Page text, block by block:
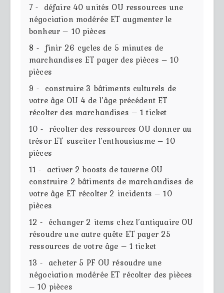
7 - défaire 40 unités OU ressources une
négociation modérée ET augmenter le
bonheur – 10 pièces
8 - finir 26 cycles de 5 minutes de
marchandises ET payer des pièces – 10
pièces
9 - construire 3 bâtiments culturels de
votre âge OU 4 de l’âge précédent ET
récolter des marchandises – 1 ticket
10 - récolter des ressources OU donner au
trésor ET susciter l’enthousiasme – 10
pièces
11 - activer 2 boosts de taverne OU
construire 2 bâtiments de marchandises de
votre âge ET récolter 2 incidents – 10
pièces
12 - échanger 2 items chez l’antiquaire OU
résoudre une autre quête ET payer 25
ressources de votre âge – 1 ticket
13 - acheter 5 PF OU résoudre une
négociation modérée ET récolter des pièces
– 10 pièces